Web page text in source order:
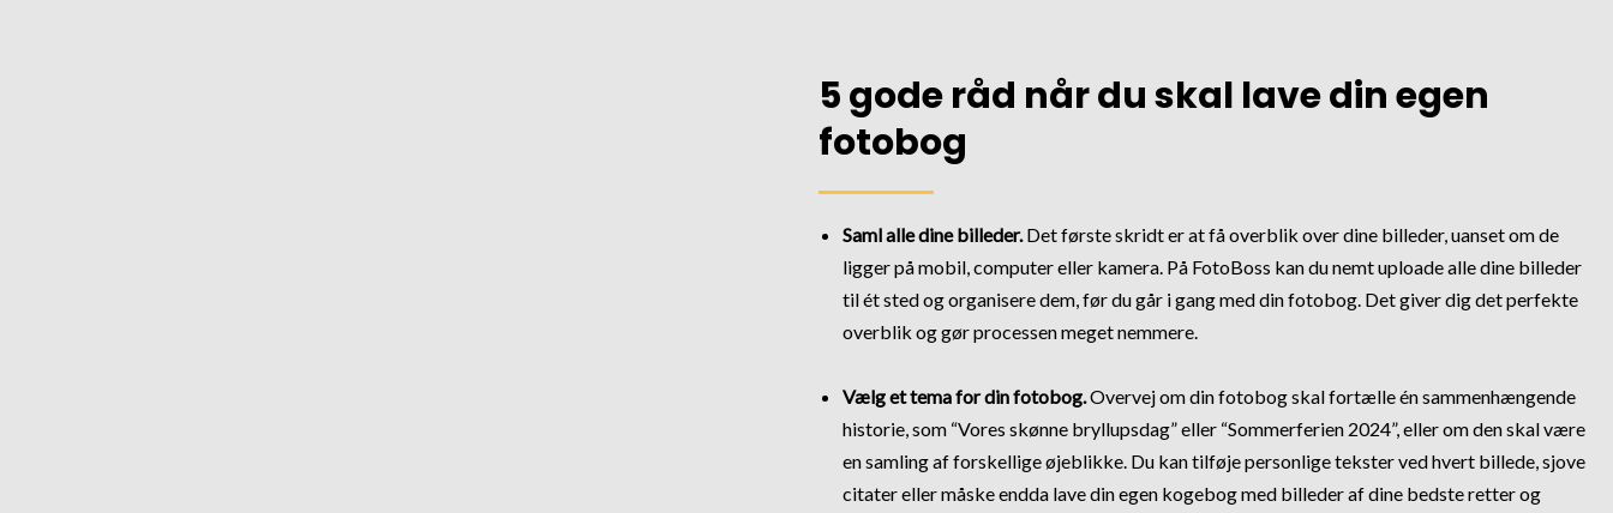
5 gode råd når du skal lave din egen
fotobog
Saml alle dine billeder.Det første skridt er at få overblik over dine billeder, uanset om de
ligger på mobil, computer eller kamera. På FotoBoss kan du nemt uploade alle dine billeder
til ét sted og organisere dem, før du går i gang med din fotobog. Det giver dig det perfekte
overblik og gør processen meget nemmere.
Vælg et tema for din fotobog.Overvej om din fotobog skal fortælle én sammenhængende
historie, som “Vores skønne bryllupsdag” eller “Sommerferien 2024”, eller om den skal være
en samling af forskellige øjeblikke. Du kan tilføje personlige tekster ved hvert billede, sjove
citater eller måske endda lave din egen kogebog med billeder af dine bedste retter og